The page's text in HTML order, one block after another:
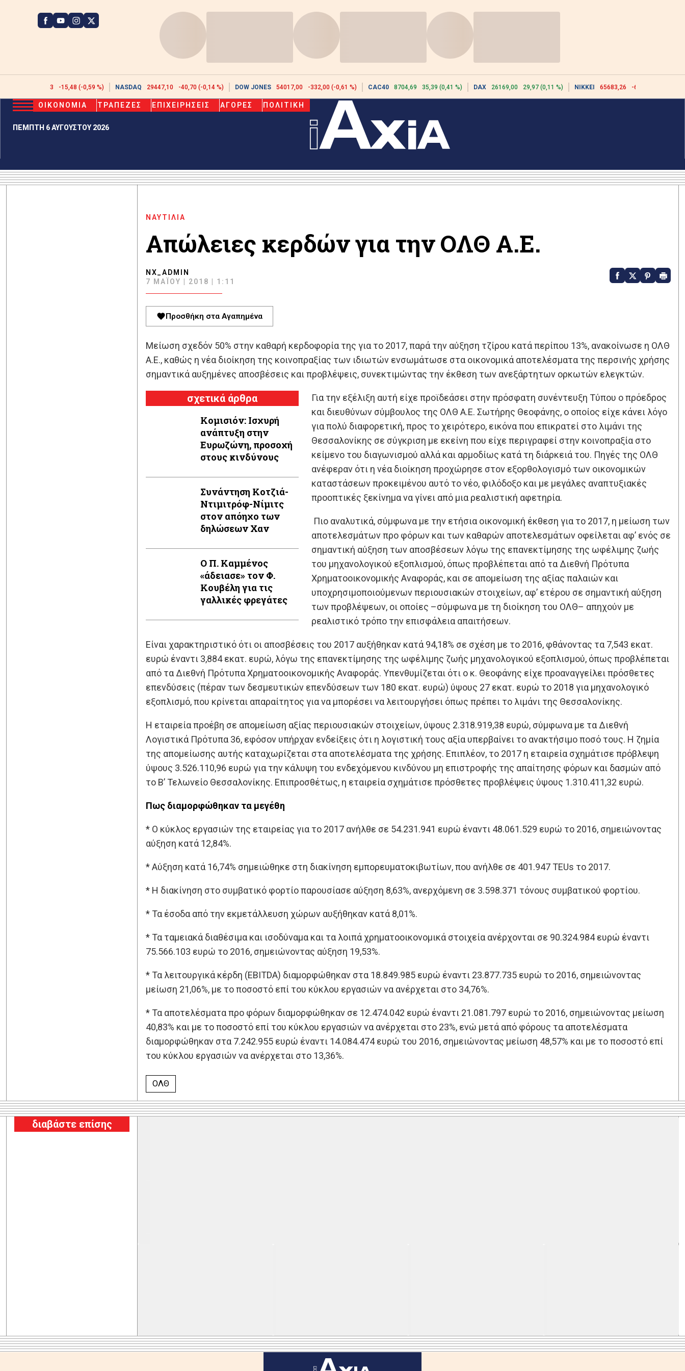
2608,43 -15,48 (-0,59 %) NASDAQ 29447,10 -40,70 (-0,14 %) DOW JONES 54017,00 -332,00 (-0,61 %) CAC40 8704,69 35,39 (0,41 %) DAX 26169,00 29,97 (0,11 %) NIKKEI 65683,26 -617,18 (-0,93 %)
ΠΕΜΠΤΗ 6 ΑΥΓΟΥΣΤΟΥ 2026
ΟΙΚΟΝΟΜΙΑ ΤΡΑΠΕΖΕΣ ΕΠΙΧΕΙΡΗΣΕΙΣ ΑΓΟΡΕΣ ΠΟΛΙΤΙΚΗ
ΝΑΥΤΙΛΙΑ
Απώλειες κερδών για την ΟΛΘ Α.Ε.
NX_ADMIN
7 ΜΑΪ́ΟΥ | 2018 | 1:11
Προσθήκη στα Αγαπημένα
Μείωση σχεδόν 50% στην καθαρή κερδοφορία της για το 2017, παρά την αύξηση τζίρου κατά περίπου 13%, ανακοίνωσε η ΟΛΘ
Α.Ε., καθώς η νέα διοίκηση της κοινοπραξίας των ιδιωτών ενσωμάτωσε στα οικονομικά αποτελέσματα της περσινής χρήσης
σημαντικά αυξημένες αποσβέσεις και προβλέψεις, συνεκτιμώντας την έκθεση των ανεξάρτητων ορκωτών ελεγκτών.
σχετικά άρθρα
Κομισιόν: Ισχυρή
ανάπτυξη στην
Ευρωζώνη, προσοχή
στους κινδύνους
Συνάντηση Κοτζιά-
Ντιμιτρόφ-Νίμιτς
στον απόηχο των
δηλώσεων Χαν
Ο Π. Καμμένος
«άδειασε» τον Φ.
Κουβέλη για τις
γαλλικές φρεγάτες
Για την εξέλιξη αυτή είχε προϊδεάσει στην πρόσφατη συνέντευξη Τύπου ο πρόεδρος
και διευθύνων σύμβουλος της ΟΛΘ Α.Ε. Σωτήρης Θεοφάνης, ο οποίος είχε κάνει λόγο
για πολύ διαφορετική, προς το χειρότερο, εικόνα που επικρατεί στο λιμάνι της
Θεσσαλονίκης σε σύγκριση με εκείνη που είχε περιγραφεί στην κοινοπραξία στο
κείμενο του διαγωνισμού αλλά και αρμοδίως κατά τη διάρκειά του. Πηγές της ΟΛΘ
ανέφεραν ότι η νέα διοίκηση προχώρησε στον εξορθολογισμό των οικονομικών
καταστάσεων προκειμένου αυτό το νέο, φιλόδοξο και με μεγάλες αναπτυξιακές
προοπτικές ξεκίνημα να γίνει από μια ρεαλιστική αφετηρία.
Πιο αναλυτικά, σύμφωνα με την ετήσια οικονομική έκθεση για το 2017, η μείωση των
αποτελεσμάτων προ φόρων και των καθαρών αποτελεσμάτων οφείλεται αφ’ ενός σε
σημαντική αύξηση των αποσβέσεων λόγω της επανεκτίμησης της ωφέλιμης ζωής
του μηχανολογικού εξοπλισμού, όπως προβλέπεται από τα Διεθνή Πρότυπα
Χρηματοοικονομικής Αναφοράς, και σε απομείωση της αξίας παλαιών και
υποχρησιμοποιούμενων περιουσιακών στοιχείων, αφ’ ετέρου σε σημαντική αύξηση
των προβλέψεων, οι οποίες –σύμφωνα με τη διοίκηση του ΟΛΘ– απηχούν με
ρεαλιστικό τρόπο την επισφάλεια απαιτήσεων.
Είναι χαρακτηριστικό ότι οι αποσβέσεις του 2017 αυξήθηκαν κατά 94,18% σε σχέση με το 2016, φθάνοντας τα 7,543 εκατ.
ευρώ έναντι 3,884 εκατ. ευρώ, λόγω της επανεκτίμησης της ωφέλιμης ζωής μηχανολογικού εξοπλισμού, όπως προβλέπεται
από τα Διεθνή Πρότυπα Χρηματοοικονομικής Αναφοράς. Υπενθυμίζεται ότι ο κ. Θεοφάνης είχε προαναγγείλει πρόσθετες
επενδύσεις (πέραν των δεσμευτικών επενδύσεων των 180 εκατ. ευρώ) ύψους 27 εκατ. ευρώ το 2018 για μηχανολογικό
εξοπλισμό, που κρίνεται απαραίτητος για να μπορέσει να λειτουργήσει όπως πρέπει το λιμάνι της Θεσσαλονίκης.
Η εταιρεία προέβη σε απομείωση αξίας περιουσιακών στοιχείων, ύψους 2.318.919,38 ευρώ, σύμφωνα με τα Διεθνή
Λογιστικά Πρότυπα 36, εφόσον υπήρχαν ενδείξεις ότι η λογιστική τους αξία υπερβαίνει το ανακτήσιμο ποσό τους. Η ζημία
της απομείωσης αυτής καταχωρίζεται στα αποτελέσματα της χρήσης. Επιπλέον, το 2017 η εταιρεία σχημάτισε πρόβλεψη
ύψους 3.526.110,96 ευρώ για την κάλυψη του ενδεχόμενου κινδύνου μη επιστροφής της απαίτησης φόρων και δασμών από
το Β’ Τελωνείο Θεσσαλονίκης. Επιπροσθέτως, η εταιρεία σχημάτισε πρόσθετες προβλέψεις ύψους 1.310.411,32 ευρώ.
Πως διαμορφώθηκαν τα μεγέθη
* Ο κύκλος εργασιών της εταιρείας για το 2017 ανήλθε σε 54.231.941 ευρώ έναντι 48.061.529 ευρώ το 2016, σημειώνοντας
αύξηση κατά 12,84%.
* Αύξηση κατά 16,74% σημειώθηκε στη διακίνηση εμπορευματοκιβωτίων, που ανήλθε σε 401.947 TEUs το 2017.
* H διακίνηση στο συμβατικό φορτίο παρουσίασε αύξηση 8,63%, ανερχόμενη σε 3.598.371 τόνους συμβατικού φορτίου.
* Τα έσοδα από την εκμετάλλευση χώρων αυξήθηκαν κατά 8,01%.
* Τα ταμειακά διαθέσιμα και ισοδύναμα και τα λοιπά χρηματοοικονομικά στοιχεία ανέρχονται σε 90.324.984 ευρώ έναντι
75.566.103 ευρώ το 2016, σημειώνοντας αύξηση 19,53%.
* Τα λειτουργικά κέρδη (EBITDA) διαμορφώθηκαν στα 18.849.985 ευρώ έναντι 23.877.735 ευρώ το 2016, σημειώνοντας
μείωση 21,06%, με το ποσοστό επί του κύκλου εργασιών να ανέρχεται στο 34,76%.
* Τα αποτελέσματα προ φόρων διαμορφώθηκαν σε 12.474.042 ευρώ έναντι 21.081.797 ευρώ το 2016, σημειώνοντας μείωση
40,83% και με το ποσοστό επί του κύκλου εργασιών να ανέρχεται στο 23%, ενώ μετά από φόρους τα αποτελέσματα
διαμορφώθηκαν στα 7.242.955 ευρώ έναντι 14.084.474 ευρώ του 2016, σημειώνοντας μείωση 48,57% και με το ποσοστό επί
του κύκλου εργασιών να ανέρχεται στο 13,36%.
ΟΛΘ
διαβάστε επίσης